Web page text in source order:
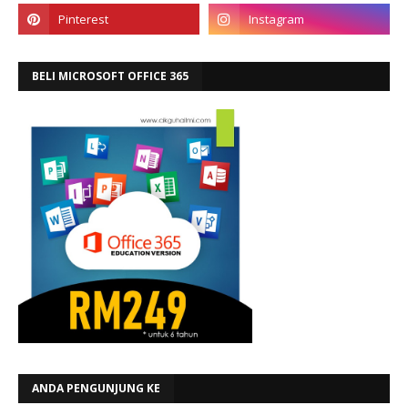
BELI MICROSOFT OFFICE 365
ANDA PENGUNJUNG KE